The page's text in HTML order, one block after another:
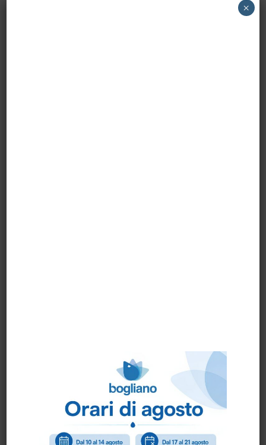
MANICO ALLUMINIO
CM.150 ART.72601
MANICO ALLUMINIO
IGEAX cm.130
mm.23,5 art.1035
×